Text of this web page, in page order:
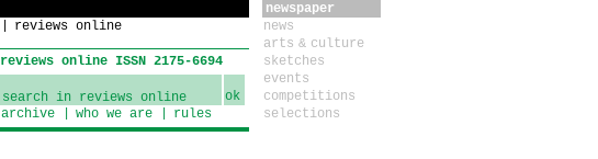
reviews online
reviews online ISSN 2175-6694
ok
archive
who we are
rules
newspaper
news
arts & culture
sketches
events
competitions
selections